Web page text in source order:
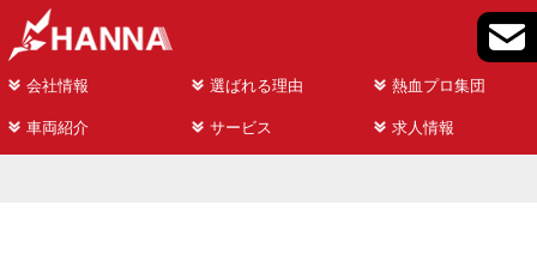
会社情報 選ばれる理由 熱血プロ集団
車両紹介 サービス 求人情報